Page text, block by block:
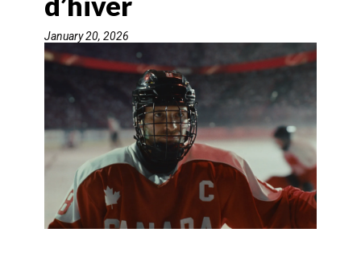
DESTINATIONS
AGENTS DE VOYAGE
FORMATION & RESSOURCES
January 20, 2026